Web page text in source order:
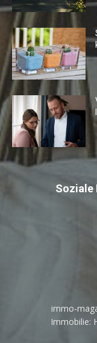
Soziale
immo-
Immobilie: